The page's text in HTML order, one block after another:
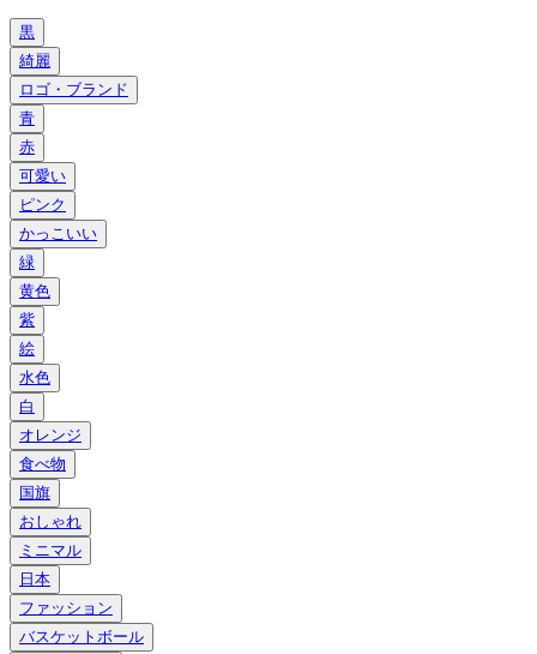
黒
綺麗
ロゴ・ブランド
青
赤
可愛い
ピンク
かっこいい
緑
黄色
紫
絵
水色
白
オレンジ
食べ物
国旗
おしゃれ
ミニマル
日本
ファッション
バスケットボール